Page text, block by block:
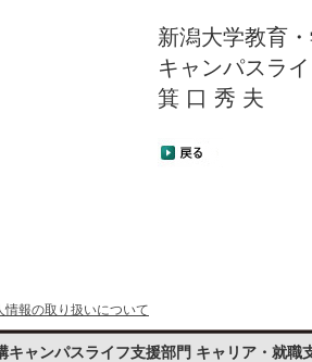
新潟大学教育
キャンパスラ
箕 口 秀 夫
情報の取り扱いについて
キャンパスライフ支援部門 キャリア・就職